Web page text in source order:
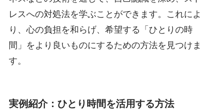
レスへの対処法を学ぶことができます。これによ
り、心の負担を和らげ、希望する「ひとりの時
間」をより良いものにするための方法を見つけま
す。
実例紹介：ひとり時間を活用する方法